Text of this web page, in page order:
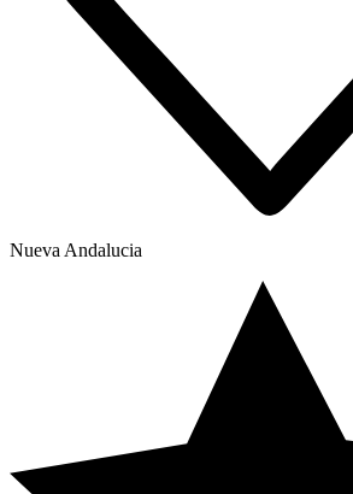
Nueva Andalucia